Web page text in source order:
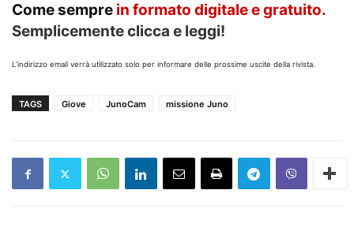
Come sempre in formato digitale e gratuito.
Semplicemente clicca e leggi!
L’indirizzo email verrà utilizzato solo per informare delle prossime uscite della rivista.
TAGS Giove JunoCam missione Juno